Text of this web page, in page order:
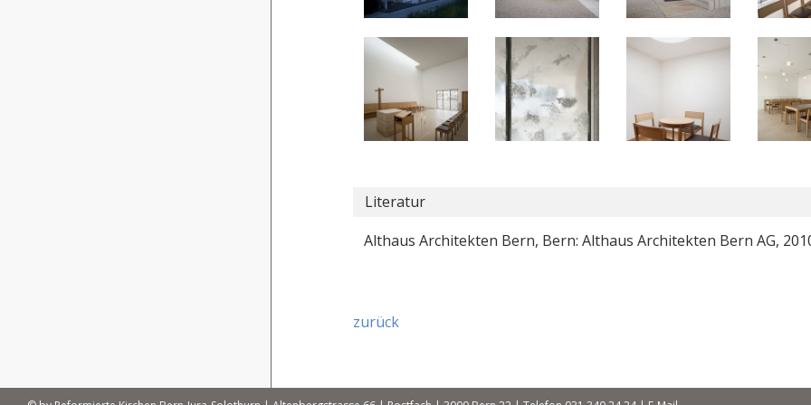
Literatur
Althaus Architekten Bern, Bern: Althaus Architekten Bern AG,
zurück